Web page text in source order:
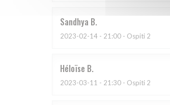
Sandhya B
2023-02-14 - 21:00 - Ospiti 2
Héloïse B
2023-03-11 - 21:30 - Ospiti 2